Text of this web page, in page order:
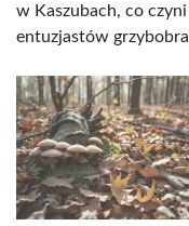
w Kaszubach, co
entuzjastów